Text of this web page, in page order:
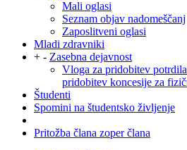
Mali oglasi
Seznam objav nadomeščanj
Zaposlitveni oglasi
Mladi zdravniki
+ - Zasebna dejavnost
Vloga za pridobitev
pridobitev koncesije za
Študenti
Spomini na študentsko življenje
Pritožba člana zoper člana